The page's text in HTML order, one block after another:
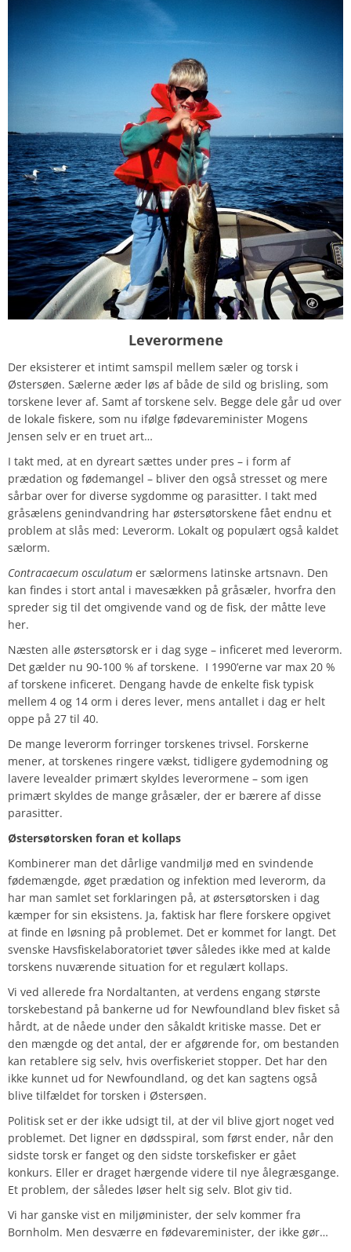
Leverormene
Der eksisterer et intimt samspil mellem sæler og torsk i
Østersøen. Sælerne æder løs af både de sild og brisling, som
torskene lever af. Samt af torskene selv. Begge dele går ud over
de lokale fiskere, som nu ifølge fødevareminister Mogens
Jensen selv er en truet art…
I takt med, at en dyreart sættes under pres – i form af
prædation og fødemangel – bliver den også stresset og mere
sårbar over for diverse sygdomme og parasitter. I takt med
gråsælens genindvandring har østersøtorskene fået endnu et
problem at slås med: Leverorm. Lokalt og populært også kaldet
sælorm.
Contracaecum osculatum er sælormens latinske artsnavn. Den
kan findes i stort antal i mavesækken på gråsæler, hvorfra den
spreder sig til det omgivende vand og de fisk, der måtte leve
her.
Næsten alle østersøtorsk er i dag syge – inficeret med leverorm.
Det gælder nu 90-100 % af torskene. I 1990’erne var max 20 %
af torskene inficeret. Dengang havde de enkelte fisk typisk
mellem 4 og 14 orm i deres lever, mens antallet i dag er helt
oppe på 27 til 40.
De mange leverorm forringer torskenes trivsel. Forskerne
mener, at torskenes ringere vækst, tidligere gydemodning og
lavere levealder primært skyldes leverormene – som igen
primært skyldes de mange gråsæler, der er bærere af disse
parasitter.
Østersøtorsken foran et kollaps
Kombinerer man det dårlige vandmiljø med en svindende
fødemængde, øget prædation og infektion med leverorm, da
har man samlet set forklaringen på, at østersøtorsken i dag
kæmper for sin eksistens. Ja, faktisk har flere forskere opgivet
at finde en løsning på problemet. Det er kommet for langt. Det
svenske Havsfiskelaboratoriet tøver således ikke med at kalde
torskens nuværende situation for et regulært kollaps.
Vi ved allerede fra Nordaltanten, at verdens engang største
torskebestand på bankerne ud for Newfoundland blev fisket så
hårdt, at de nåede under den såkaldt kritiske masse. Det er
den mængde og det antal, der er afgørende for, om bestanden
kan retablere sig selv, hvis overfiskeriet stopper. Det har den
ikke kunnet ud for Newfoundland, og det kan sagtens også
blive tilfældet for torsken i Østersøen.
Politisk set er der ikke udsigt til, at der vil blive gjort noget ved
problemet. Det ligner en dødsspiral, som først ender, når den
sidste torsk er fanget og den sidste torskefisker er gået
konkurs. Eller er draget hærgende videre til nye ålegræsgange.
Et problem, der således løser helt sig selv. Blot giv tid.
Vi har ganske vist en miljøminister, der selv kommer fra
Bornholm. Men desværre en fødevareminister, der ikke gør…